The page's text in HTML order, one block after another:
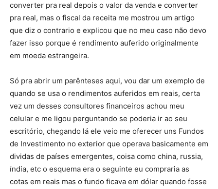
converter pra real depois o valor da venda e converter
pra real, mas o fiscal da receita me mostrou um artigo
que diz o contrario e explicou que no meu caso não devo
fazer isso porque é rendimento auferido originalmente
em moeda estrangeira.
Só pra abrir um parênteses aqui, vou dar um exemplo de
quando se usa o rendimentos auferidos em reais, certa
vez um desses consultores financeiros achou meu
celular e me ligou perguntando se poderia ir ao seu
escritório, chegando lá ele veio me oferecer uns Fundos
de Investimento no exterior que operava basicamente em
dividas de países emergentes, coisa como china, russia,
índia, etc o esquema era o seguinte eu compraria as
cotas em reais mas o fundo ficava em dólar quando fosse